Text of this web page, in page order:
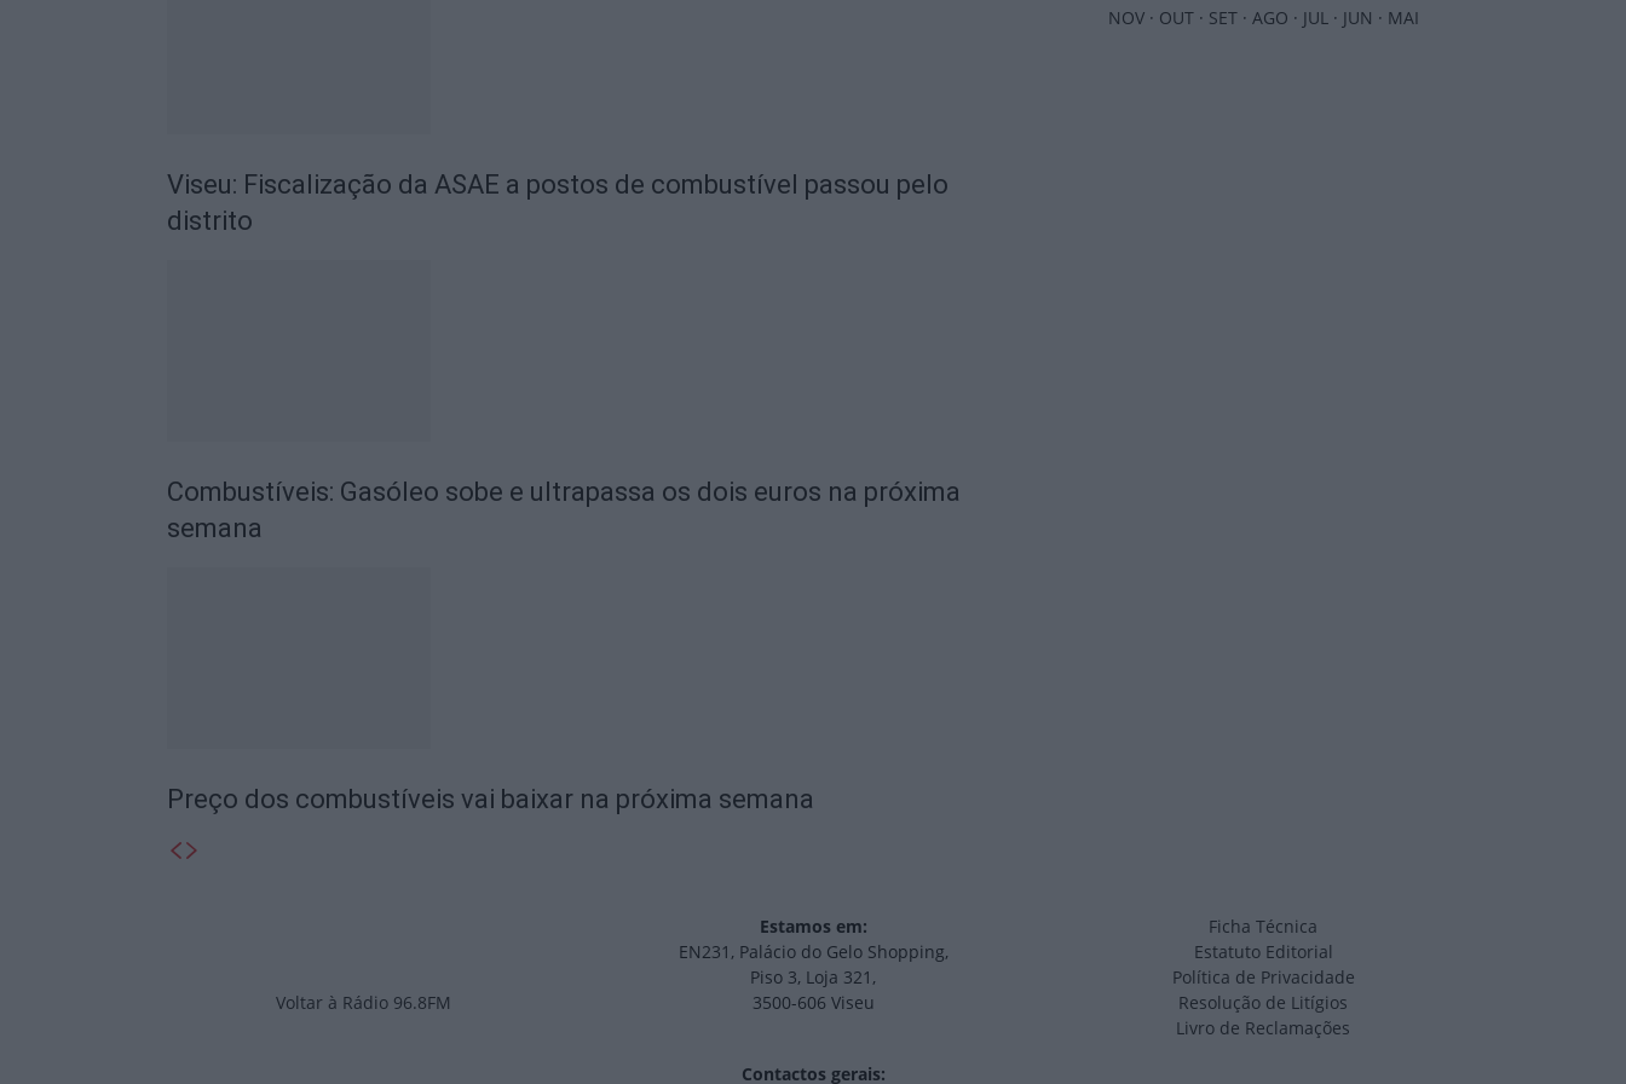
Viseu: Fiscalização da ASAE a postos de combustível passou pelo
distrito
Combustíveis: Gasóleo sobe e ultrapassa os dois euros na próxima
semana
Preço dos combustíveis vai baixar na próxima semana
NOV· OUT· SET· AGO · JUL· JUN · MAI
Voltar à Rádio 96.8FM
Estamos em:
EN231, Palácio do Gelo Shopping,
Piso 3, Loja 321,
3500-606 Viseu
Contactos gerais:
Ficha Técnica
Estatuto Editorial
Política de Privacidade
Resolução de Litígios
Livro de Reclamações